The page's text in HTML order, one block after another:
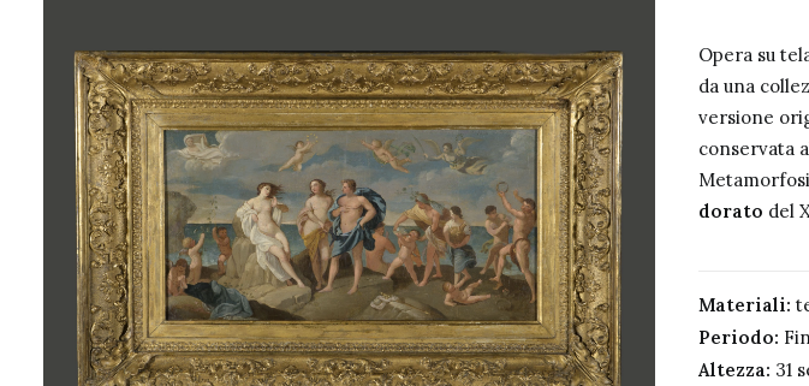
Opera su
da una
versione
conservata
dorato del
Materiali:
Periodo:
Altezza: 31